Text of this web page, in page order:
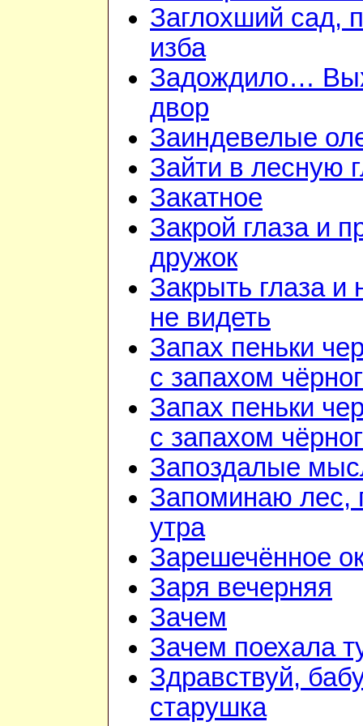
Заглохший сад,
изба
Задождило…
двор
Заиндевелые
Зайти в лесную
Закатное
Закрой глаза и
дружок
Закрыть глаза и
не видеть
Запах пеньки
с запахом
Запах пеньки
с запахом
Запоздалые
Запоминаю лес,
утра
Зарешечённое
Заря вечерняя
Зачем
Зачем поехала
Здравствуй,
старушка